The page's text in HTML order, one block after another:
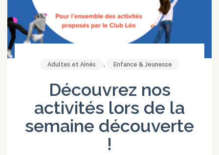
Adultes et Ainés , Enfance & Jeunesse
Découvrez nos
activités lors de la
semaine découverte
!